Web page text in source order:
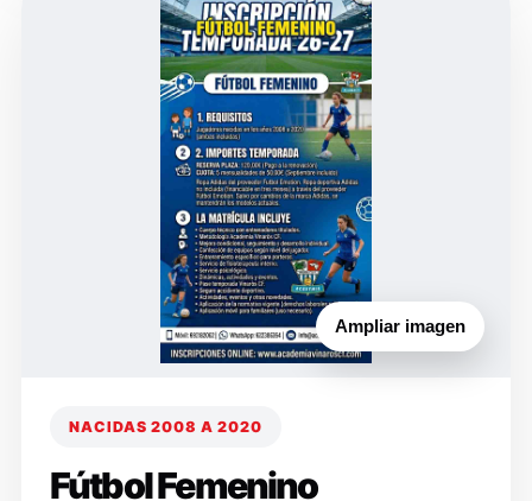
Ampliar imagen
NACIDAS 2008 A 2020
Fútbol Femenino